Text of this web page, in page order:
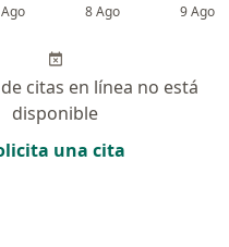
8 Ago 9 Ago
citas en línea no está
disponible
una cita